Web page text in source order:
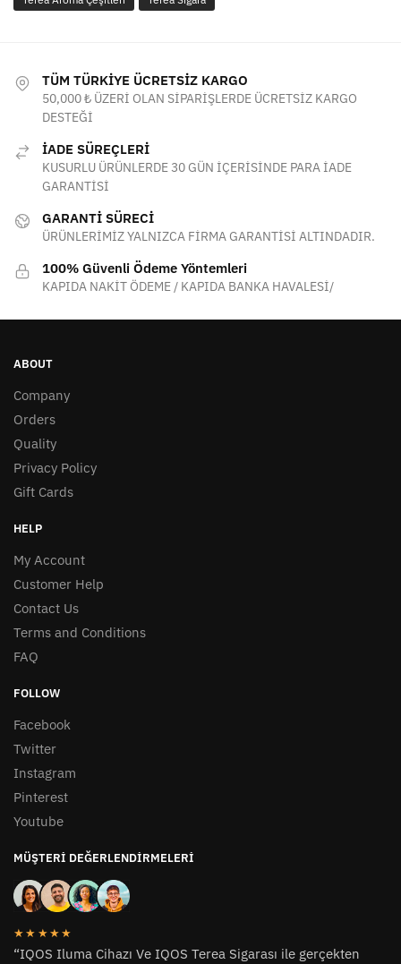
TÜM TÜRKİYE ÜCRETSİZ KARGO
50,000 ₺ ÜZERİ OLAN SİPARİŞLERDE ÜCRETSİZ KARGO
DESTEĞİ
İADE SÜREÇLERİ
KUSURLU ÜRÜNLERDE 30 GÜN İÇERİSİNDE PARA İADE
GARANTİSİ
GARANTİ SÜRECİ
ÜRÜNLERİMİZ YALNIZCA FİRMA GARANTİSİ ALTINDADIR.
100% Güvenli Ödeme Yöntemleri
KAPIDA NAKİT ÖDEME / KAPIDA BANKA HAVALESİ/
ABOUT
Company
Orders
Quality
Privacy Policy
Gift Cards
HELP
My Account
Customer Help
Contact Us
Terms and Conditions
FAQ
FOLLOW
Facebook
Twitter
Instagram
Pinterest
Youtube
MÜŞTERI DEĞERLENDIRMELERI
★★★★★
“IQOS Iluma Cihazı Ve IQOS Terea Sigarası ile gerçekten